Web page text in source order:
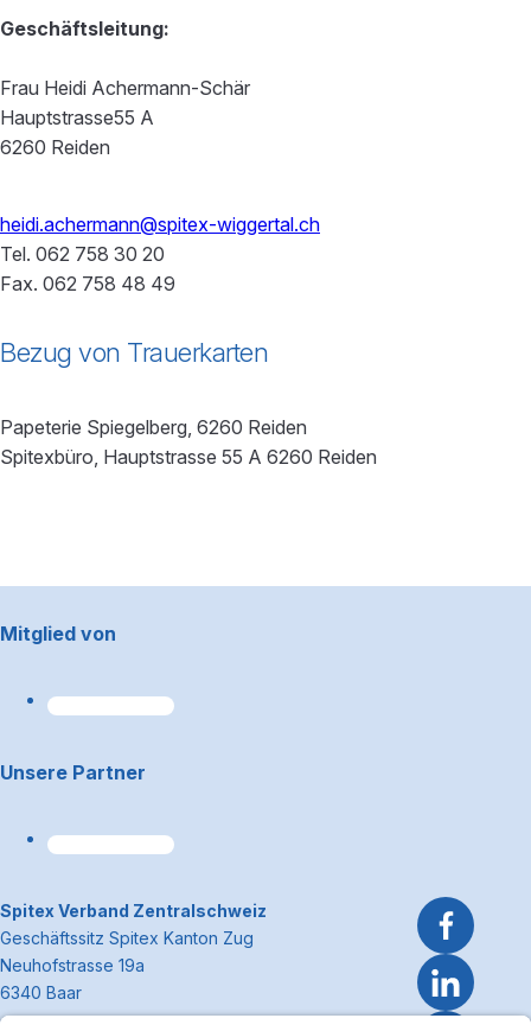
Geschäftsleitung:
Frau Heidi Achermann-Schär
Hauptstrasse55 A
6260 Reiden
heidi.achermann@spitex-wiggertal.ch
Tel. 062 758 30 20
Fax. 062 758 48 49
Bezug von Trauerkarten
Papeterie Spiegelberg, 6260 Reiden
Spitexbüro, Hauptstrasse 55 A 6260 Reiden
Footerbereich
Mitglied von
Unsere Partner
~Kontaktinformationen
Spitex Verband Zentralschweiz
Geschäftssitz Spitex Kanton Zug
Neuhofstrasse 19a
6340 Baar